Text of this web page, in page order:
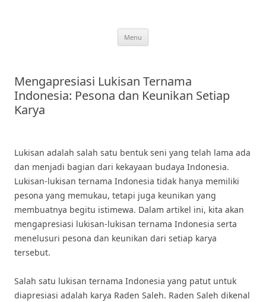
Menu
Mengapresiasi Lukisan Ternama
Indonesia: Pesona dan Keunikan Setiap
Karya
Lukisan adalah salah satu bentuk seni yang telah lama ada
dan menjadi bagian dari kekayaan budaya Indonesia.
Lukisan-lukisan ternama Indonesia tidak hanya memiliki
pesona yang memukau, tetapi juga keunikan yang
membuatnya begitu istimewa. Dalam artikel ini, kita akan
mengapresiasi lukisan-lukisan ternama Indonesia serta
menelusuri pesona dan keunikan dari setiap karya
tersebut.
Salah satu lukisan ternama Indonesia yang patut untuk
diapresiasi adalah karya Raden Saleh. Raden Saleh dikenal